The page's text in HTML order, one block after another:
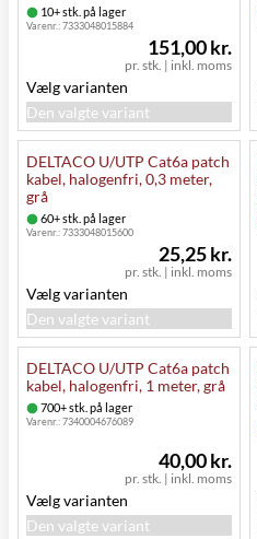
10+ stk. på lager
Varenr.:7333048015884
pr. stk. | inkl. moms
151,00 kr.
Vælg varianten
Den valgte variant
DELTACO U/UTP Cat6a patch
kabel, halogenfri, 0,3 meter,
grå
60+ stk. på lager
Varenr.:7333048015600
pr. stk. | inkl. moms
25,25 kr.
Vælg varianten
Den valgte variant
DELTACO U/UTP Cat6a patch
kabel, halogenfri, 1 meter, grå
700+ stk. på lager
Varenr.:7340004676089
pr. stk. | inkl. moms
40,00 kr.
Vælg varianten
Den valgte variant